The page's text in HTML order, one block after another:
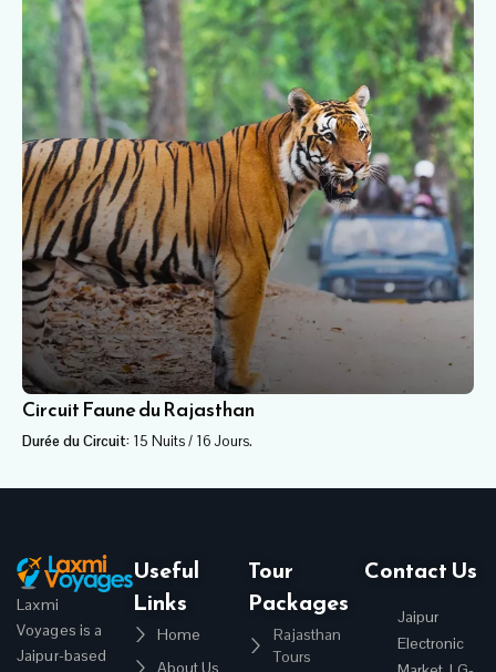
Circuit Faune du Rajasthan
Durée du Circuit: 15 Nuits / 16 Jours.
Laxmi
Voyages is a
Jaipur-based
Useful
Links
Home
Tour
Packages
Rajasthan
Tours
Contact Us
Jaipur
Electronic